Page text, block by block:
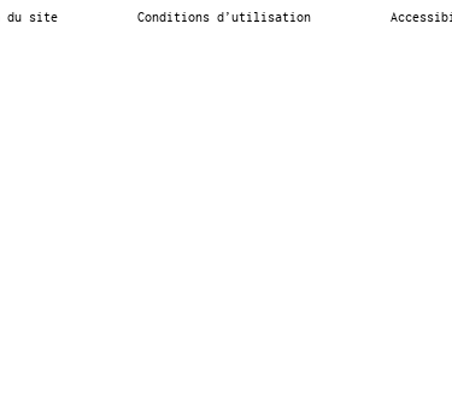
du site Conditions d’utilisation